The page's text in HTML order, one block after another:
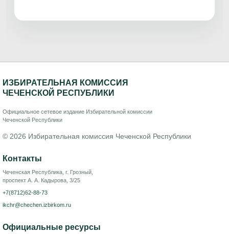
ИЗБИРАТЕЛЬНАЯ КОМИССИЯ
ЧЕЧЕНСКОЙ РЕСПУБЛИКИ
Официальное сетевое издание Избирательной комиссии
Чеченской Республики
© 2026 Избирательная комиссия Чеченской Республики
Контакты
Чеченская Республика, г. Грозный,
проспект А. А. Кадырова, 3/25
+7(8712)62-88-73
ikchr@chechen.izbirkom.ru
Официальные ресурсы